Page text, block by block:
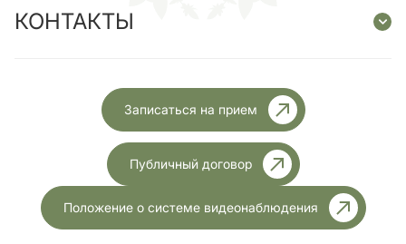
КОНТАКТЫ
Записаться на прием
Публичный договор
Положение о системе видеонаблюдения